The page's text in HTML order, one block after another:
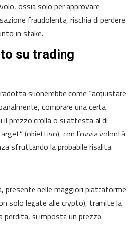
ossia solo per approvare
fraudolenta, rischia di perdere
in stake.
su trading
suonerebbe come “acquistare
comprare una certa
il prezzo crolla o si attesta al di
(obiettivo), con l’ovvia volontà
sfruttando la probabile risalita.
presente nelle maggiori piattaforme
solo legate alle crypto), tramite la
perdita, si imposta un prezzo